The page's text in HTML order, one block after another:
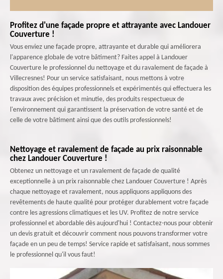
Profitez d'une façade propre et attrayante avec Landouer
Couverture !
Vous enviez une façade propre, attrayante et durable qui améliorera
l'apparence globale de votre bâtiment? Faites appel à Landouer
Couverture le professionnel du nettoyage et du ravalement de façade à
Villecresnes! Pour un service satisfaisant, nous mettons à votre
disposition des équipes professionnels et expérimentés qui effectuera les
travaux avec précision et minutie, des produits respectueux de
l'environnement qui garantissent la préservation de votre santé et de
celle de votre bâtiment ainsi que des outils professionnels!
Nettoyage et ravalement de façade au prix raisonnable
chez Landouer Couverture !
Obtenez un nettoyage et un ravalement de façade de qualité
exceptionnelle à un prix raisonnable chez Landouer Couverture ! Après
chaque nettoyage et ravalement, nous appliquons appliquons des
revêtements de haute qualité pour protéger durablement votre façade
contre les agressions climatiques et les UV. Profitez de notre service
professionnel et abordable dès aujourd'hui ! Contactez-nous pour obtenir
un devis gratuit et découvrir comment nous pouvons transformer votre
façade en un peu de temps! Service rapide et satisfaisant, nous sommes
le professionnel qu'il vous faut!